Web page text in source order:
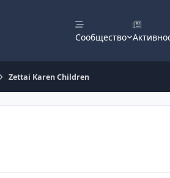
Сообщество
Zettai Karen Children